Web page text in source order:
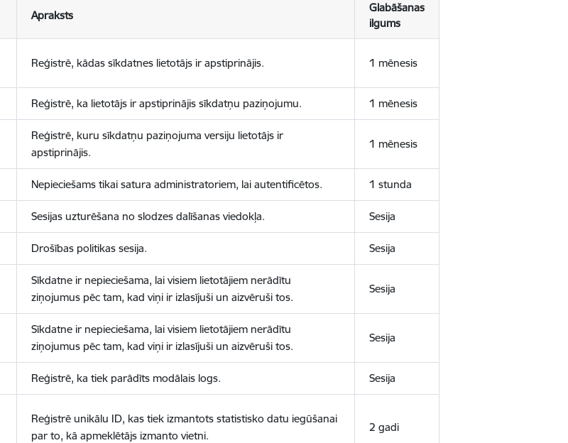
Apraksts
Glabāšanas
ilgums
Reģistrē, kādas sīkdatnes lietotājs ir apstiprinājis. 1 mēnesis
Reģistrē, ka lietotājs ir apstiprinājis sīkdatņu paziņojumu. 1 mēnesis
Reģistrē, kuru sīkdatņu paziņojuma versiju lietotājs ir
apstiprinājis.
1 mēnesis
Nepieciešams tikai satura administratoriem, lai autentificētos. 1 stunda
Sesijas uzturēšana no slodzes dalīšanas viedokļa. Sesija
Drošības politikas sesija. Sesija
Sīkdatne ir nepieciešama, lai visiem lietotājiem nerādītu
ziņojumus pēc tam, kad viņi ir izlasījuši un aizvēruši tos.
Sesija
Sīkdatne ir nepieciešama, lai visiem lietotājiem nerādītu
ziņojumus pēc tam, kad viņi ir izlasījuši un aizvēruši tos.
Sesija
Reģistrē, ka tiek parādīts modālais logs. Sesija
Reģistrē unikālu ID, kas tiek izmantots statistisko datu iegūšanai
par to, kā apmeklētājs izmanto vietni.
2 gadi